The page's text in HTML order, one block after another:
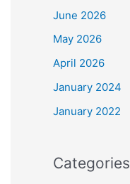
June 2026
May 2026
April 2026
January 2024
January 2022
Categories